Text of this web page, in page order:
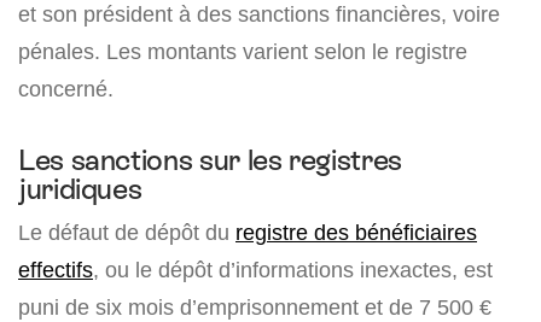
et son président à des sanctions financières, voire
pénales. Les montants varient selon le registre
concerné.
Les sanctions sur les registres
juridiques
Le défaut de dépôt du registre des bénéficiaires
effectifs, ou le dépôt d’informations inexactes, est
puni de six mois d’emprisonnement et de 7 500 €